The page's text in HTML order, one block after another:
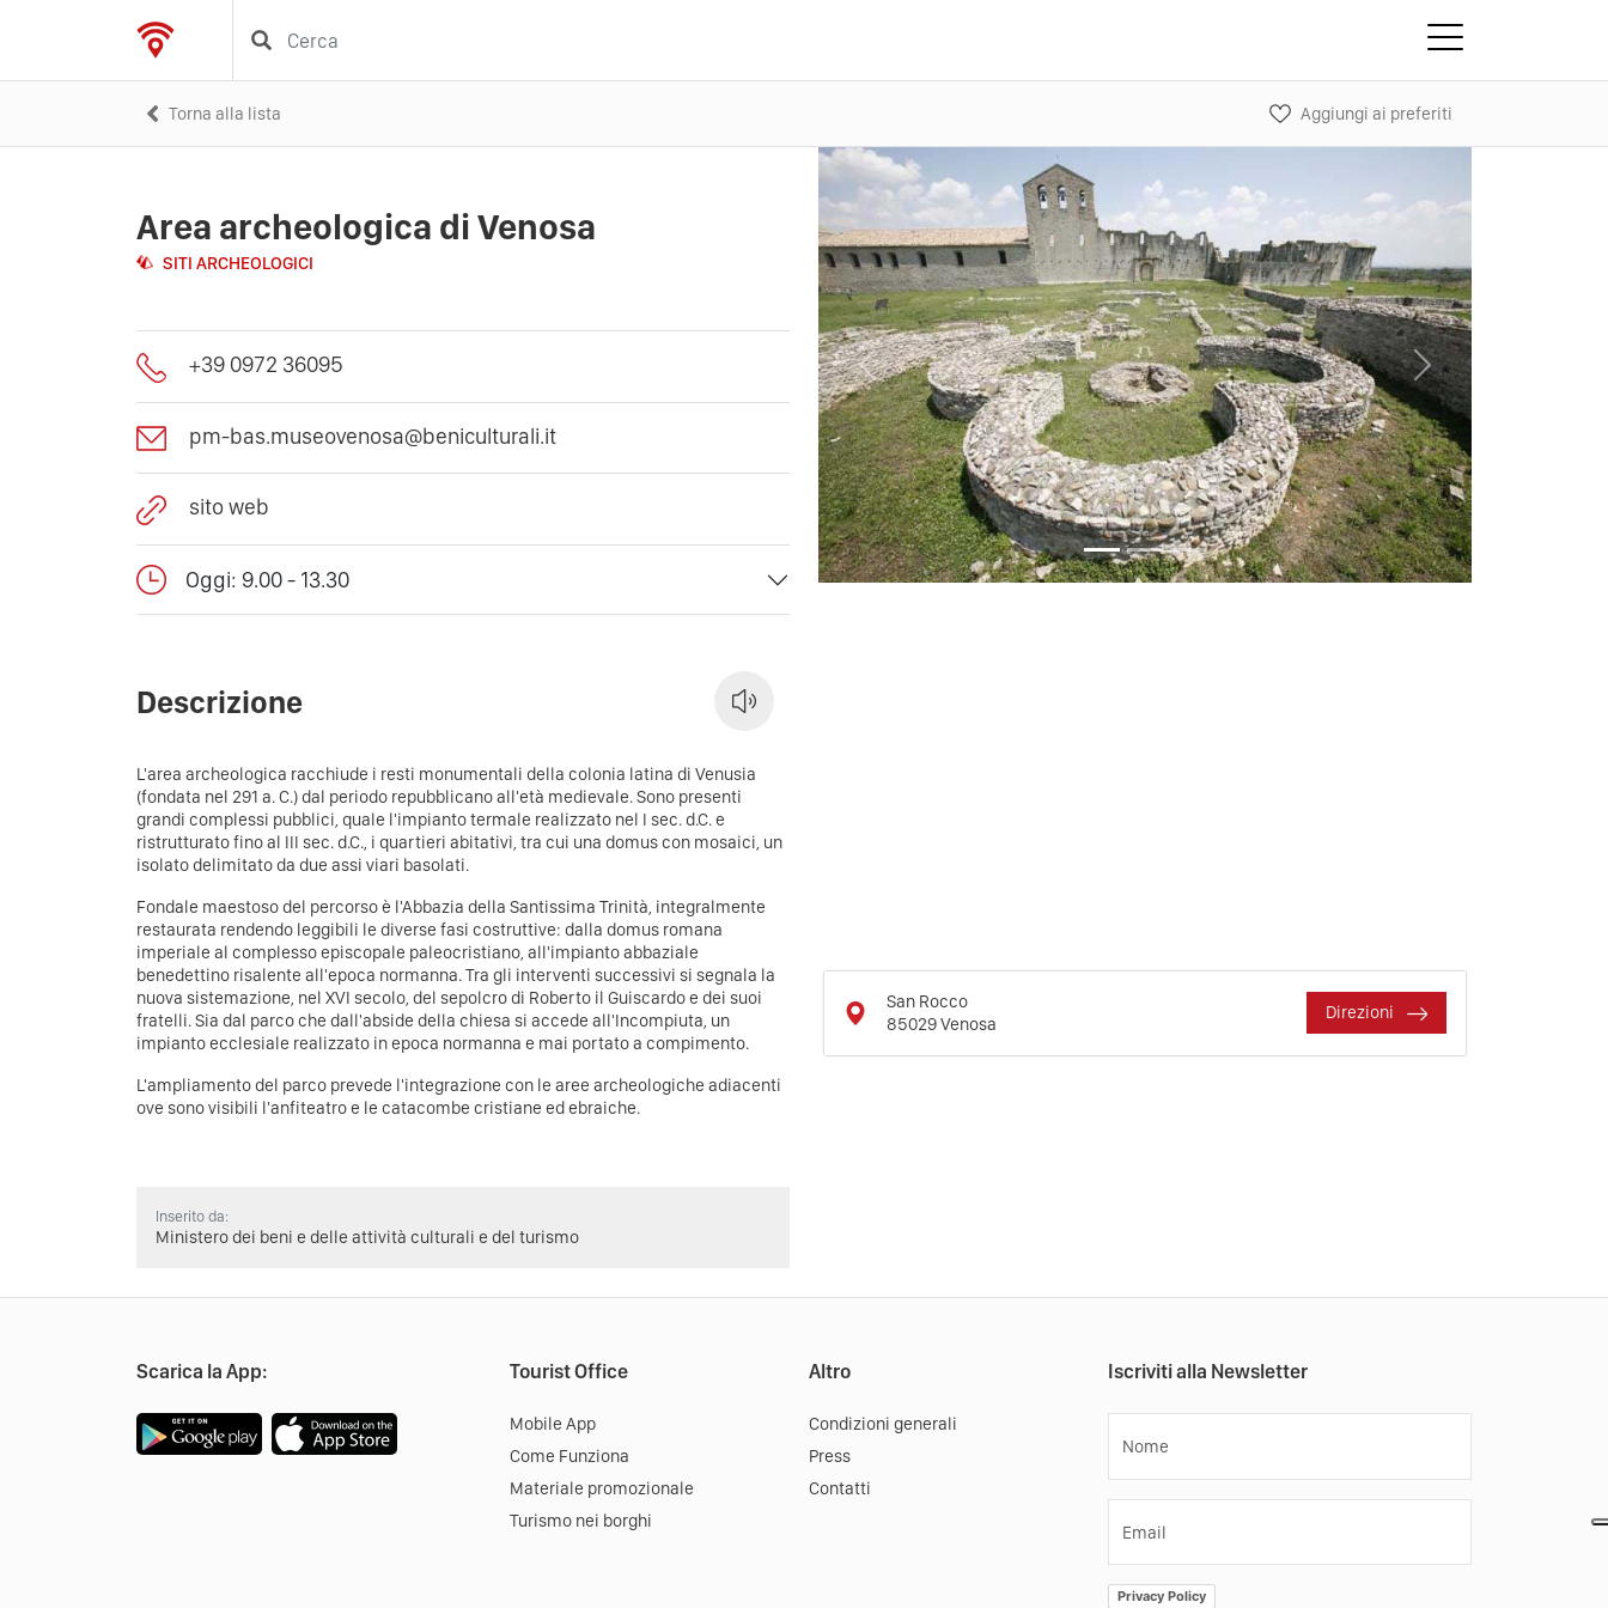
Torna alla lista Aggiungi ai preferiti
Area archeologica di Venosa
SITI ARCHEOLOGICI
+39 0972 36095
pm-bas.museovenosa@beniculturali.it
sito web
Oggi: 9.00 - 13.30
Descrizione
L'area archeologica racchiude i resti monumentali della colonia latina di Venusia
(fondata nel 291 a. C.) dal periodo repubblicano all'età medievale. Sono presenti
grandi complessi pubblici, quale l'impianto termale realizzato nel I sec. d.C. e
ristrutturato fino al III sec. d.C., i quartieri abitativi, tra cui una domus con mosaici, un
isolato delimitato da due assi viari basolati.
Fondale maestoso del percorso è l'Abbazia della Santissima Trinità, integralmente
restaurata rendendo leggibili le diverse fasi costruttive: dalla domus romana
imperiale al complesso episcopale paleocristiano, all'impianto abbaziale
benedettino risalente all'epoca normanna. Tra gli interventi successivi si segnala la
nuova sistemazione, nel XVI secolo, del sepolcro di Roberto il Guiscardo e dei suoi
fratelli. Sia dal parco che dall'abside della chiesa si accede all'Incompiuta, un
impianto ecclesiale realizzato in epoca normanna e mai portato a compimento.
L'ampliamento del parco prevede l'integrazione con le aree archeologiche adiacenti
ove sono visibili l'anfiteatro e le catacombe cristiane ed ebraiche.
Inserito da:
Ministero dei beni e delle attività culturali e del turismo
Previous Next
San Rocco
85029Venosa
Direzioni
Scarica la App: Tourist Office
Mobile App
Come Funziona
Materiale promozionale
Turismo nei borghi
Altro
Condizioni generali
Press
Contatti
Iscriviti alla Newsletter
Nome
Email
Privacy Policy